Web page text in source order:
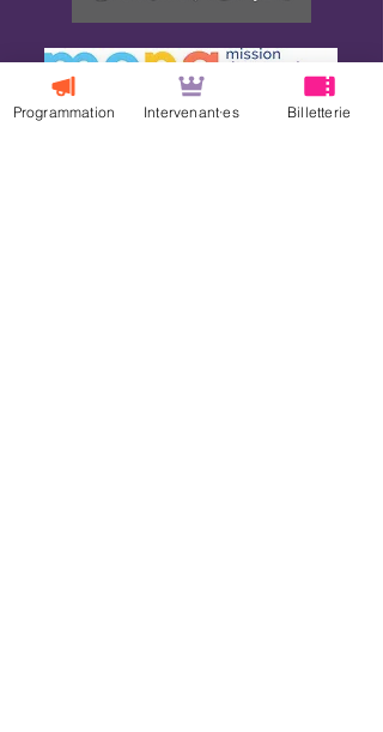
Programmation Intervenant·es Billetterie